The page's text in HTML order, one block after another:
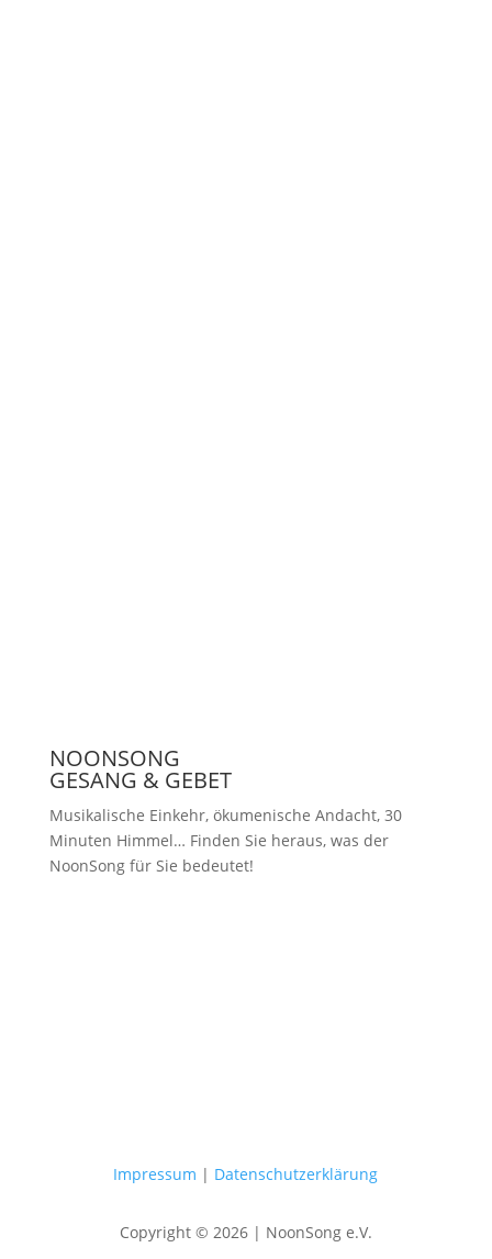
NOONSONG
GESANG & GEBET
Musikalische Einkehr, ökumenische Andacht, 30
Minuten Himmel… Finden Sie heraus, was der
NoonSong für Sie bedeutet!
Impressum | Datenschutzerklärung
Copyright © 2026 | NoonSong e.V.